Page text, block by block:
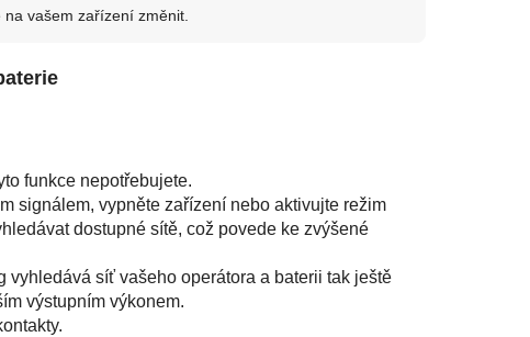
vašem zařízení změnit.
funkce nepotřebujete.
signálem, vypněte zařízení nebo aktivujte režim
dostupné sítě, což povede ke zvýšené
síť vašeho operátora a baterii tak ještě
výstupním výkonem.